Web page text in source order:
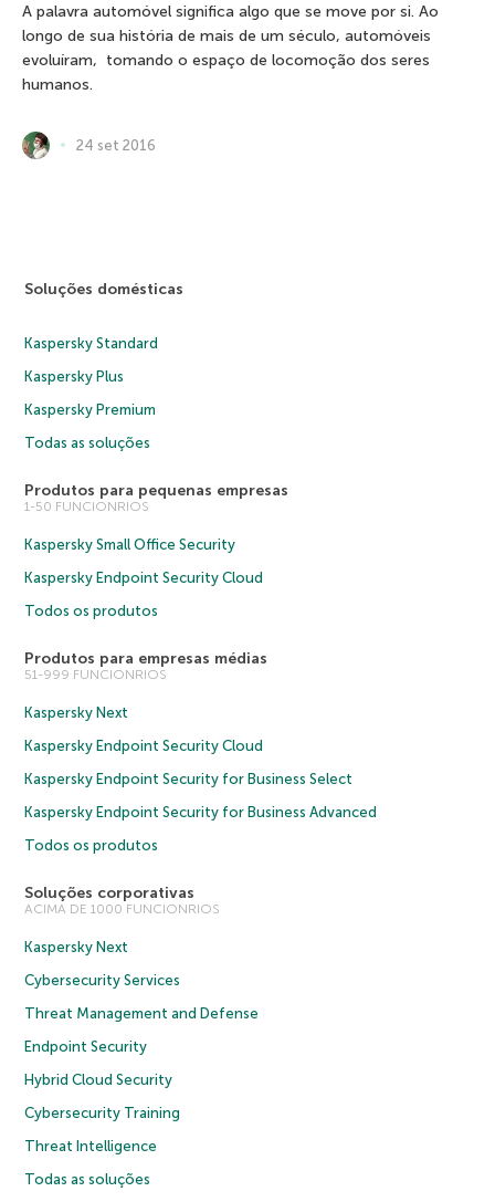
A palavra automóvel significa algo que se move por si. Ao
longo de sua história de mais de um século, automóveis
evoluíram, tomando o espaço de locomoção dos seres
humanos.
24 set 2016
Soluções domésticas
Kaspersky Standard
Kaspersky Plus
Kaspersky Premium
Todas as soluções
Produtos para pequenas empresas
1-50 FUNCIONRIOS
Kaspersky Small Office Security
Kaspersky Endpoint Security Cloud
Todos os produtos
Produtos para empresas médias
51-999 FUNCIONRIOS
Kaspersky Next
Kaspersky Endpoint Security Cloud
Kaspersky Endpoint Security for Business Select
Kaspersky Endpoint Security for Business Advanced
Todos os produtos
Soluções corporativas
ACIMA DE 1000 FUNCIONRIOS
Kaspersky Next
Cybersecurity Services
Threat Management and Defense
Endpoint Security
Hybrid Cloud Security
Cybersecurity Training
Threat Intelligence
Todas as soluções